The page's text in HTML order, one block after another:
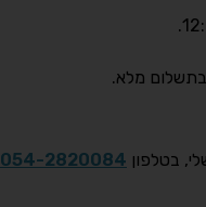
בטלפון 054-2820084